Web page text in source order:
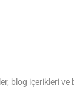
blog içerikleri